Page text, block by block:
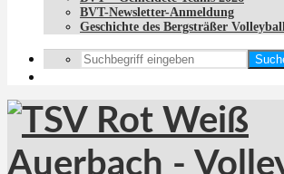
BVT-Newsletter-Anmeldung
Geschichte des Bergsträßer